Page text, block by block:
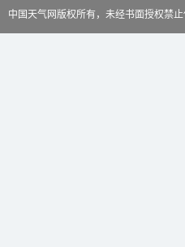
中国天气网版权所有，未经书面授权